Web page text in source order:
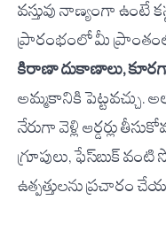
వస్తువు నాణ్యంగా ఉంటే
ప్రారంభంలో మీ
కిరాణా దుకాణాలు,
అమ్మకానికి పెట్టవచ్చు.
నేరుగా వెళ్లి ఆర్డర్లు
గ్రూపులు, ఫేస్‌బుక్
ఉత్పత్తులను ప్రచారం